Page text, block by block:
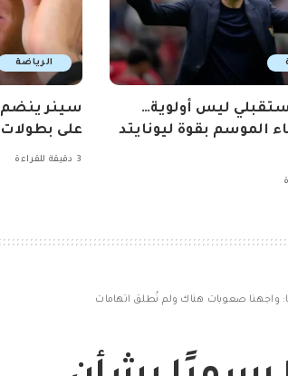
ليس أولوية…
الموسم بقوة ليونايتد
الرياضة
سينر ينضم
على
3 دقيقة للقراءة
واجهنا صعوبات هناك ولم نُطلق اتهامات